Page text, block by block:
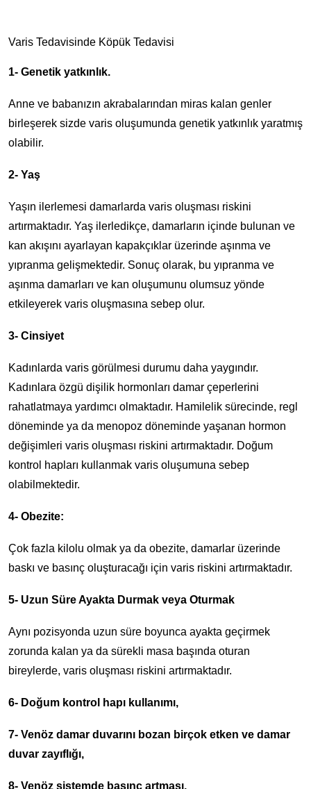
Varis Tedavisinde Köpük Tedavisi
1- Genetik yatkınlık.
Anne ve babanızın akrabalarından miras kalan genler
birleşerek sizde varis oluşumunda genetik yatkınlık yaratmış
olabilir.
2- Yaş
Yaşın ilerlemesi damarlarda varis oluşması riskini
artırmaktadır. Yaş ilerledikçe, damarların içinde bulunan ve
kan akışını ayarlayan kapakçıklar üzerinde aşınma ve
yıpranma gelişmektedir. Sonuç olarak, bu yıpranma ve
aşınma damarları ve kan oluşumunu olumsuz yönde
etkileyerek varis oluşmasına sebep olur.
3- Cinsiyet
Kadınlarda varis görülmesi durumu daha yaygındır.
Kadınlara özgü dişilik hormonları damar çeperlerini
rahatlatmaya yardımcı olmaktadır. Hamilelik sürecinde, regl
döneminde ya da menopoz döneminde yaşanan hormon
değişimleri varis oluşması riskini artırmaktadır. Doğum
kontrol hapları kullanmak varis oluşumuna sebep
olabilmektedir.
4- Obezite:
Çok fazla kilolu olmak ya da obezite, damarlar üzerinde
baskı ve basınç oluşturacağı için varis riskini artırmaktadır.
5- Uzun Süre Ayakta Durmak veya Oturmak
Aynı pozisyonda uzun süre boyunca ayakta geçirmek
zorunda kalan ya da sürekli masa başında oturan
bireylerde, varis oluşması riskini artırmaktadır.
6- Doğum kontrol hapı kullanımı,
7- Venöz damar duvarını bozan birçok etken ve damar
duvar zayıflığı,
8- Venöz sistemde basınç artması,